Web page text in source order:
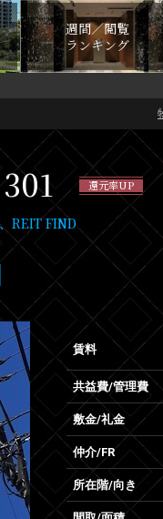
週間／閲覧
ランキング
還元率UP
REIT FIND
賃料
共益費/管理費
敷金/礼金
仲介/FR
所在階/向き